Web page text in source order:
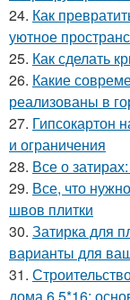
24. Как
уютное
25. Как сделать
26. Какие
реализованы в
27. Гипсокартон
и ограничения
28. Все о
29. Все, что
швов плитки
30. Затирка для
варианты для
31.